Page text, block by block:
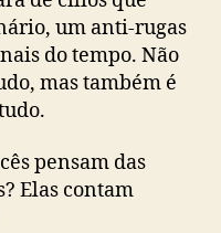
um anti-rugas
do tempo. Não
mas também é
pensam das
Elas contam